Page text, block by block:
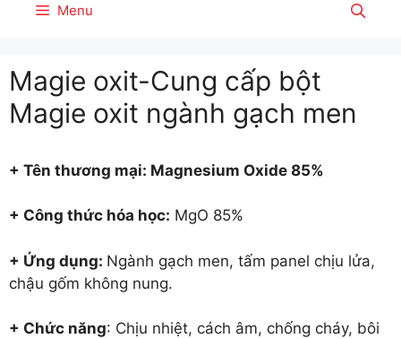
Menu
Magie oxit-Cung cấp bột
Magie oxit ngành gạch men
+ Tên thương mại: Magnesium Oxide 85%
+ Công thức hóa học: MgO 85%
+ Ứng dụng: Ngành gạch men, tấm panel chịu lửa,
chậu gốm không nung.
+ Chức năng: Chịu nhiệt, cách âm, chống cháy, bôi